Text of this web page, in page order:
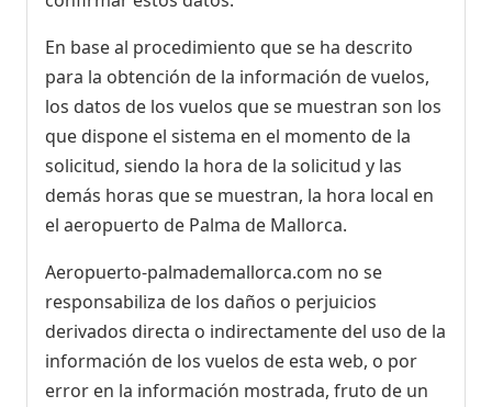
En base al procedimiento que se ha descrito
para la obtención de la información de vuelos,
los datos de los vuelos que se muestran son los
que dispone el sistema en el momento de la
solicitud, siendo la hora de la solicitud y las
demás horas que se muestran, la hora local en
el aeropuerto de Palma de Mallorca.
Aeropuerto-palmademallorca.com no se
responsabiliza de los daños o perjuicios
derivados directa o indirectamente del uso de la
información de los vuelos de esta web, o por
error en la información mostrada, fruto de un